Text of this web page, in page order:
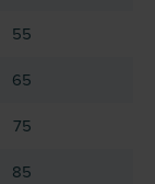
55
65
75
85